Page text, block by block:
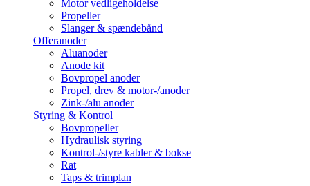
Motor vedligeholdelse
Propeller
Slanger & spændebånd
Offeranoder
Aluanoder
Anode kit
Bovpropel anoder
Propel, drev & motor-/anoder
Zink-/alu anoder
Styring & Kontrol
Bovpropeller
Hydraulisk styring
Kontrol-/styre kabler & bokse
Rat
Taps & trimplan